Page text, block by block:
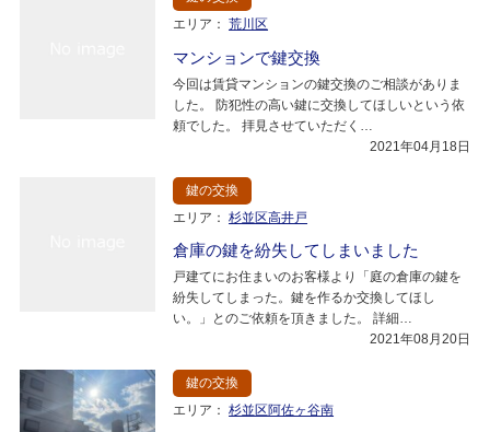
エリア： 荒川区
マンションで鍵交換
今回は賃貸マンションの鍵交換のご相談がありま
した。 防犯性の高い鍵に交換してほしいという依
頼でした。 拝見させていただく…
2021年04月18日
鍵の交換
エリア： 杉並区高井戸
倉庫の鍵を紛失してしまいました
戸建てにお住まいのお客様より「庭の倉庫の鍵を
紛失してしまった。鍵を作るか交換してほし
い。」とのご依頼を頂きました。 詳細…
2021年08月20日
鍵の交換
エリア： 杉並区阿佐ヶ谷南